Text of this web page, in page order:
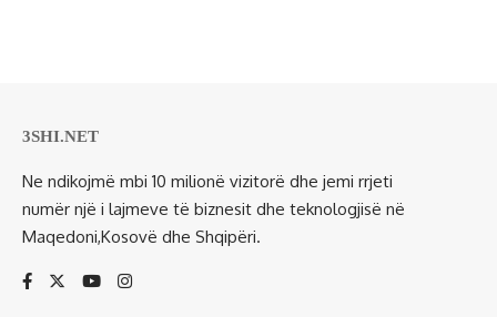
3SHI.NET
Ne ndikojmë mbi 10 milionë vizitorë dhe jemi rrjeti
numër një i lajmeve të biznesit dhe teknologjisë në
Maqedoni,Kosovë dhe Shqipëri.